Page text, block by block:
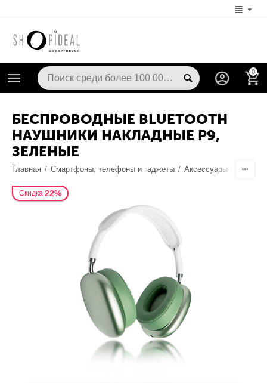
0
БЕСПРОВОДНЫЕ BLUETOOTH
НАУШНИКИ НАКЛАДНЫЕ P9,
ЗЕЛЕНЫЕ
Главная / Смартфоны, телефоны и гаджеты / Аксессуары
Скидка 22%